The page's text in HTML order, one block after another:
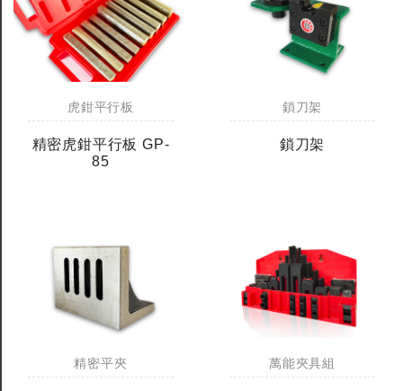
虎鉗平行板
精密虎鉗平行板 GP-
85
鎖刀架
鎖刀架
精密平夾 萬能夾具組